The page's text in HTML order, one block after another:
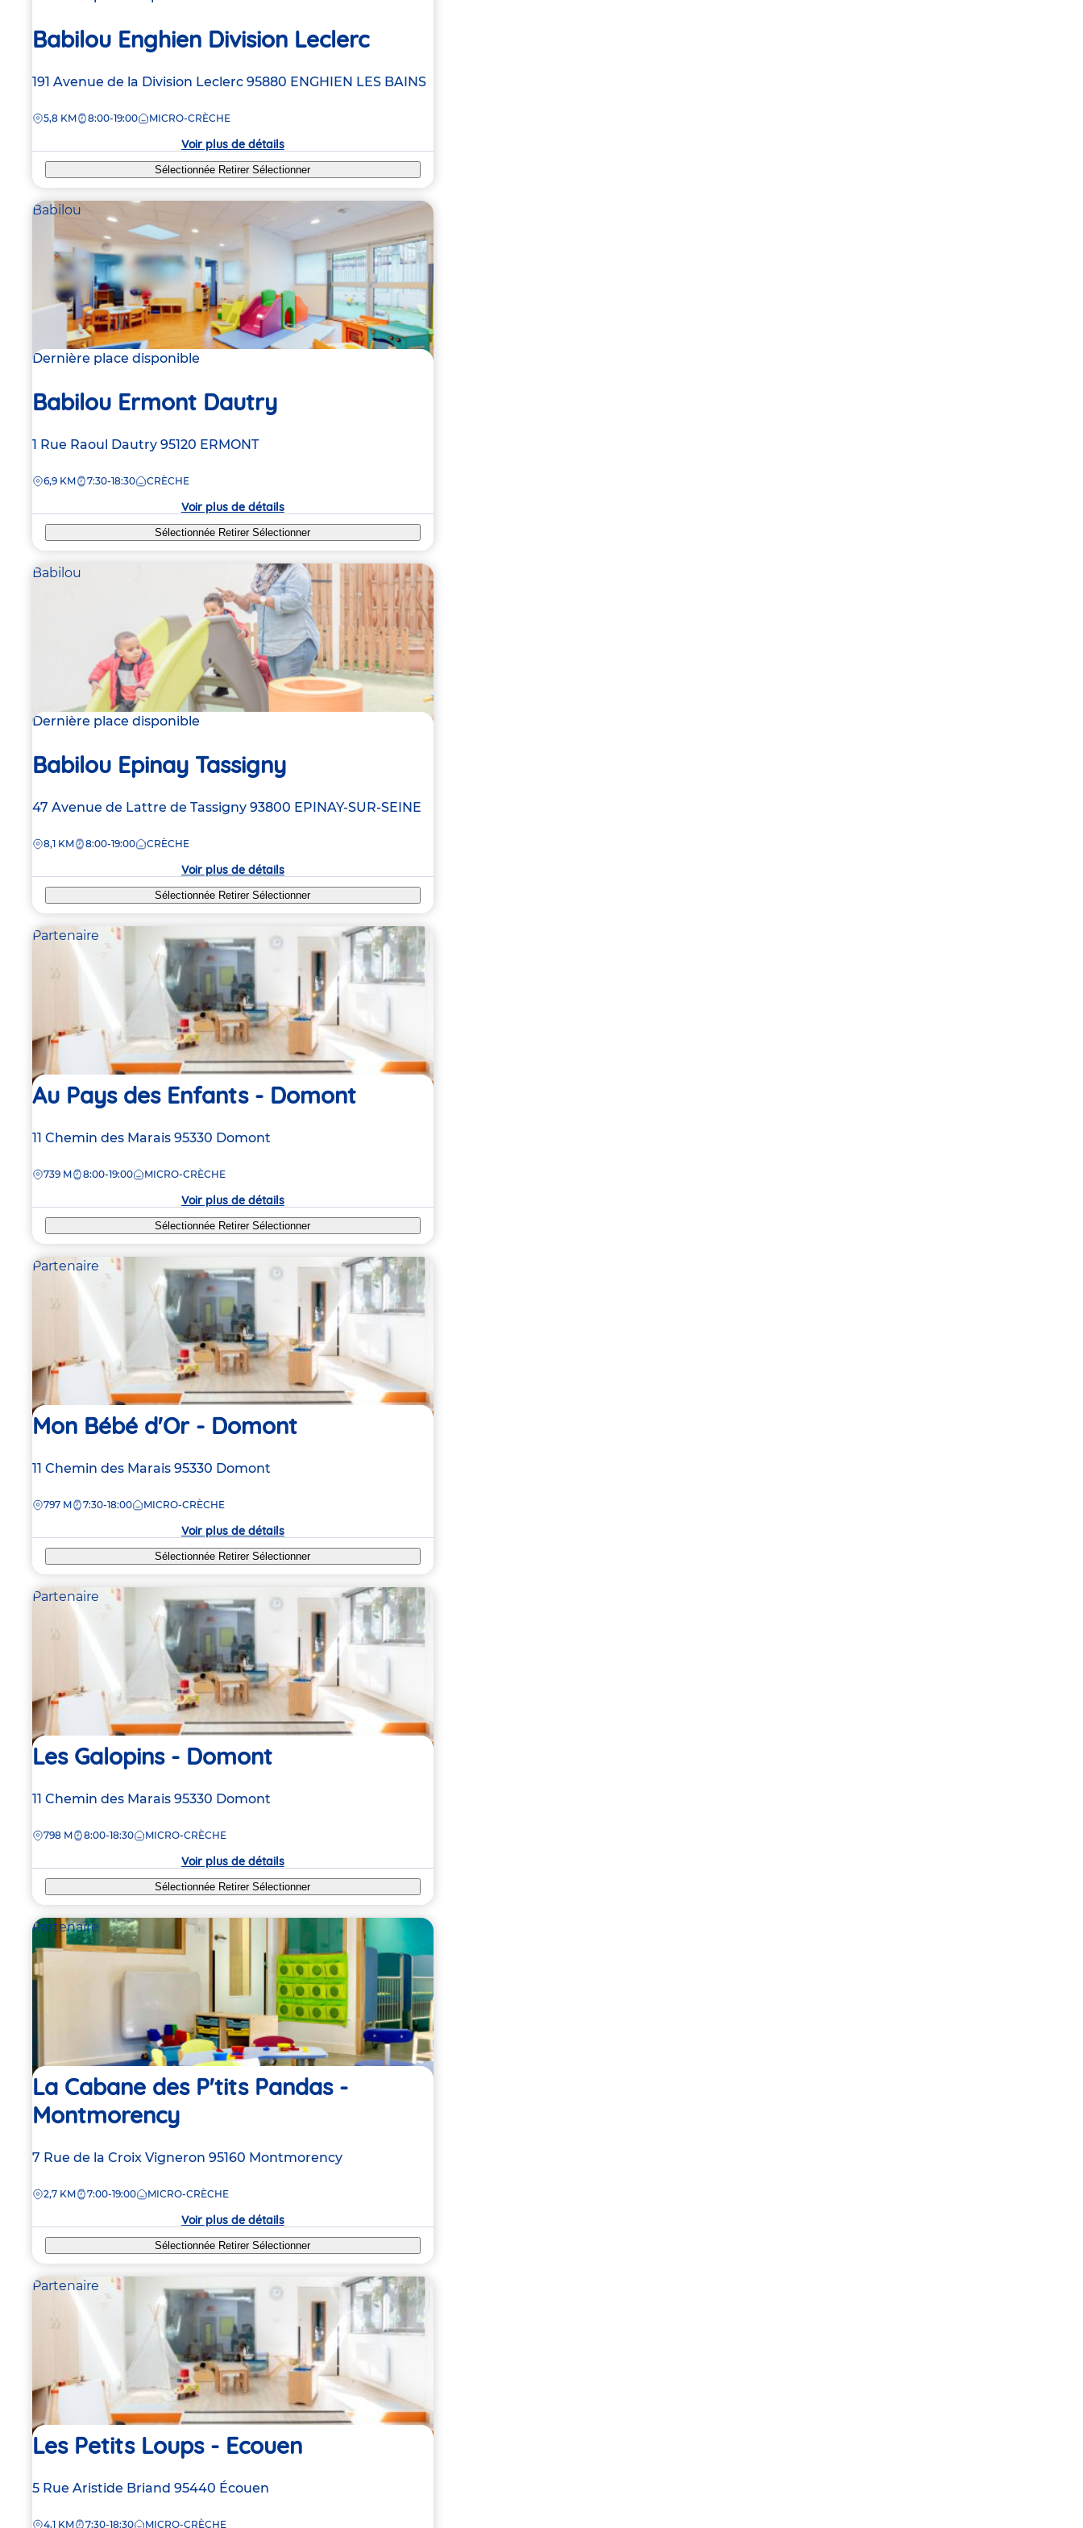
Babilou Enghien Division Leclerc
Adresse
la
191 Avenue de la Division Leclerc 95880 ENGHIEN LES BAINS
DISTANCE
5,8 KM 8:00-19:00 MICRO-CRÈCHE
Voir plus de détails
Sélectionnée RetirerSélectionner
Babilou
Dernière place disponible
Babilou Ermont Dautry
Adresse
la
1 Rue Raoul Dautry 95120 ERMONT
DISTANCE
6,9 KM 7:30-18:30 CRÈCHE
Voir plus de détails
Sélectionnée RetirerSélectionner
Babilou
Dernière place disponible
Babilou Epinay Tassigny
Adresse
la
47 Avenue de Lattre de Tassigny 93800 EPINAY-SUR-SEINE
DISTANCE
8,1 KM 8:00-19:00 CRÈCHE
Voir plus de détails
Sélectionnée RetirerSélectionner
Partenaire
Au Pays des Enfants - Domont
Adresse
la
11 Chemin des Marais 95330 Domont
DISTANCE
739 M 8:00-19:00 MICRO-CRÈCHE
Voir plus de détails
Sélectionnée RetirerSélectionner
Partenaire
Mon Bébé d'Or - Domont
Adresse
la
11 Chemin des Marais 95330 Domont
DISTANCE
797 M 7:30-18:00 MICRO-CRÈCHE
Voir plus de détails
Sélectionnée RetirerSélectionner
Partenaire
Les Galopins - Domont
Adresse
la
11 Chemin des Marais 95330 Domont
DISTANCE
798 M 8:00-18:30 MICRO-CRÈCHE
Voir plus de détails
Sélectionnée RetirerSélectionner
Partenaire
La Cabane des P'tits Pandas -
Montmorency
Adresse
la
7 Rue de la Croix Vigneron 95160 Montmorency
DISTANCE
2,7 KM 7:00-19:00 MICRO-CRÈCHE
Voir plus de détails
Sélectionnée RetirerSélectionner
Partenaire
Les Petits Loups - Ecouen
Adresse
5 Rue Aristide Briand 95440 Écouen
DISTANCE
4,1 KM 7:30-18:30 MICRO-CRÈCHE